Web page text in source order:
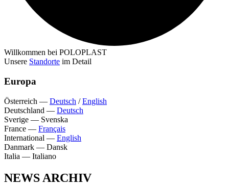
Willkommen bei POLOPLAST
Unsere Standorte im Detail
Europa
Österreich — Deutsch /English
Deutschland — Deutsch
Sverige — Svenska
France — Français
International — English
Danmark — Dansk
Italia — Italiano
NEWS ARCHIV